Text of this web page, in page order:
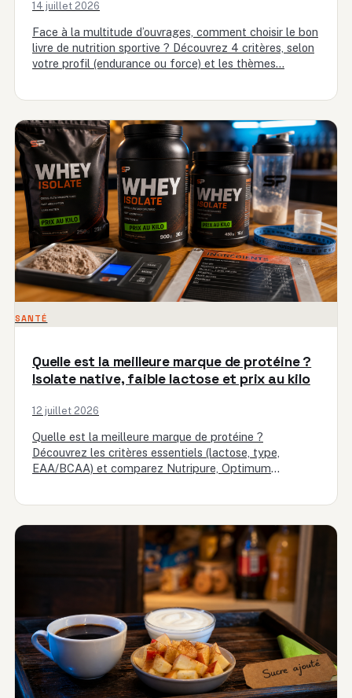
14 juillet 2026
Face à la multitude d’ouvrages, comment choisir le bon
livre de nutrition sportive ? Découvrez 4 critères, selon
votre profil (endurance ou force) et les thèmes…
SANTÉ
Quelle est la meilleure marque de protéine ?
Isolate native, faible lactose et prix au kilo
12 juillet 2026
Quelle est la meilleure marque de protéine ?
Découvrez les critères essentiels (lactose, type,
EAA/BCAA) et comparez Nutripure, Optimum